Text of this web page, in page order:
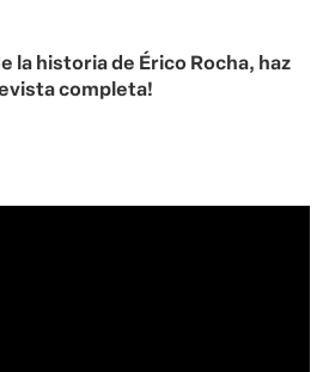
la historia de Érico Rocha, haz
completa!